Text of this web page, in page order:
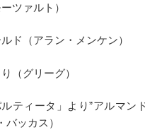
ツァルト）
ド（アラン・メンケン）
（グリーグ）
ティータ」より”アルマン
ッカス）